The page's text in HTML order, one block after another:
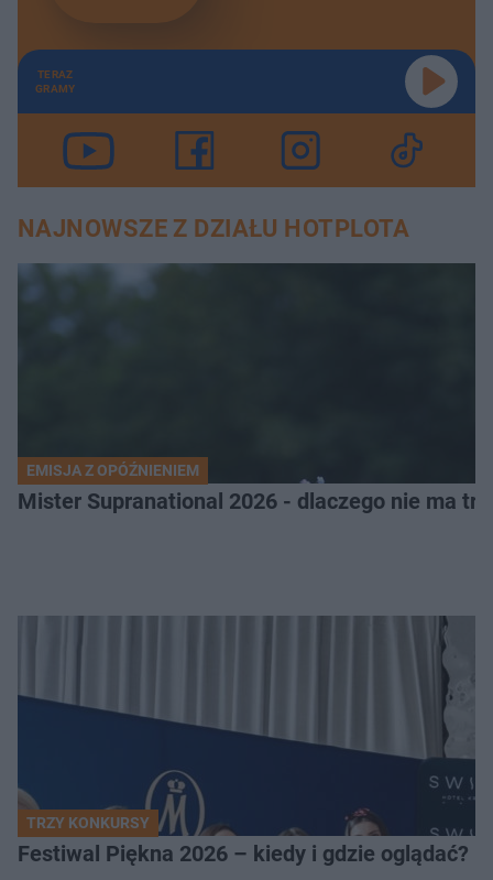
TERAZ
GRAMY
NAJNOWSZE Z DZIAŁU HOTPLOTA
EMISJA Z OPÓŹNIENIEM
Mister Supranational 2026 - dlaczego nie ma
TRZY KONKURSY
Festiwal Piękna 2026 – kiedy i gdzie oglądać?